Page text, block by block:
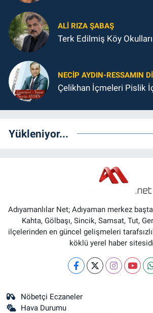
ALI RIZA ŞABAŞ
Terk Edilmiş Köy
NECIP AYDIN-RESSAMIN
Çelikhan İçmeleri Pislik
Yükleniyor...
Adıyamanlılar Net; Adıyaman merkez
Kahta, Gölbaşı, Sincik, Samsat, Tut,
ilçelerinden en güncel gelişmeleri
köklü yerel haber
Nöbetçi Eczaneler
Hava Durumu